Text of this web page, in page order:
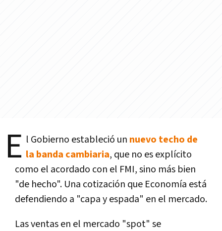
E l Gobierno estableció un nuevo techo de
la banda cambiaria, que no es explícito
como el acordado con el FMI, sino más bien
"de hecho". Una cotización que Economía está
defendiendo a "capa y espada" en el mercado.
Las ventas en el mercado "spot" se